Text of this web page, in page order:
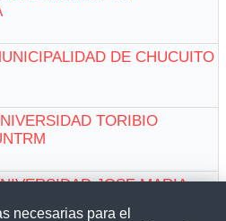
DE CHUCUITO
TORIBIO
JOSE MARIA
necesarias para el